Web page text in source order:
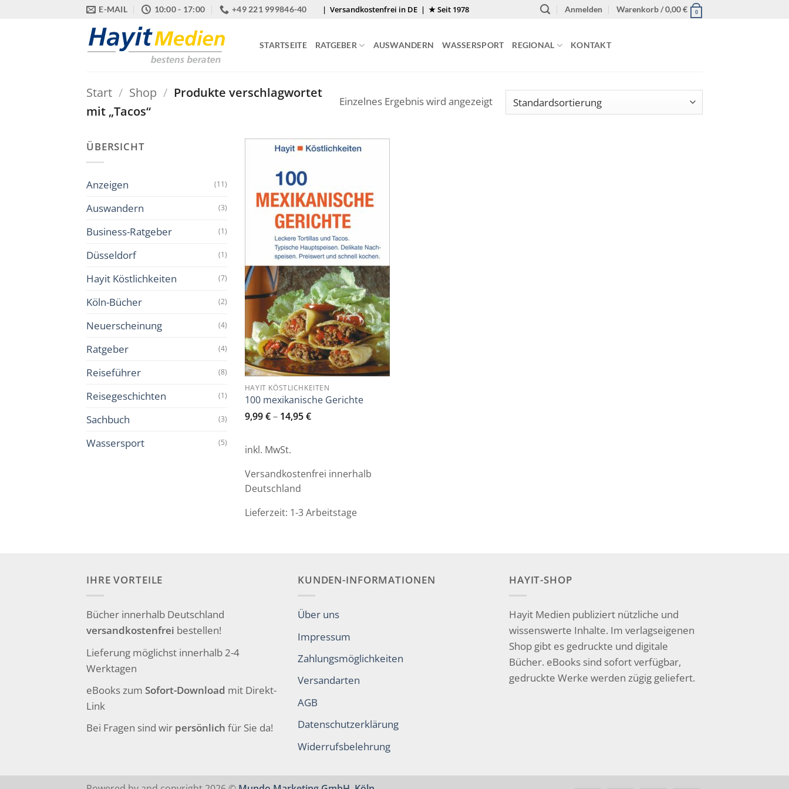
E-MAIL 10:00 - 17:00 +49 221 999846-40 | Versandkostenfrei in DE | ★ Seit 1978 Anmelden Warenkorb /0,00€ 0
STARTSEITE RATGEBER AUSWANDERN WASSERSPORT REGIONAL KONTAKT
Start / Shop / Produkte verschlagwortet
mit „Tacos“
Einzelnes Ergebnis wird angezeigt
ÜBERSICHT
Anzeigen (11)
Auswandern (3)
Business-Ratgeber (1)
Düsseldorf (1)
Hayit Köstlichkeiten (7)
Köln-Bücher (2)
Neuerscheinung (4)
Ratgeber (4)
Reiseführer (8)
Reisegeschichten (1)
Sachbuch (3)
Wassersport (5)
HAYIT KÖSTLICHKEITEN
100 mexikanische Gerichte
9,99€– 14,95€
inkl. MwSt.
Versandkostenfrei innerhalb
Deutschland
Lieferzeit: 1-3 Arbeitstage
IHRE VORTEILE
Bücher innerhalb Deutschland
versandkostenfrei bestellen!
Lieferung möglichst innerhalb 2-4
Werktagen
eBooks zum Sofort-Download mit Direkt-
Link
Bei Fragen sind wir persönlich für Sie da!
KUNDEN-INFORMATIONEN
Über uns
Impressum
Zahlungsmöglichkeiten
Versandarten
AGB
Datenschutzerklärung
Widerrufsbelehrung
HAYIT-SHOP
Hayit Medien publiziert nützliche und
wissenswerte Inhalte. Im verlagseigenen
Shop gibt es gedruckte und digitale
Bücher. eBooks sind sofort verfügbar,
gedruckte Werke werden zügig geliefert.